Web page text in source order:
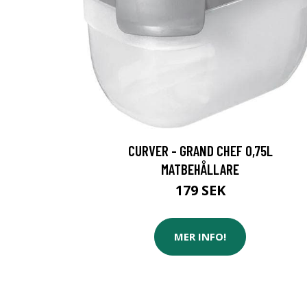
CURVER - GRAND CHEF 0,75L
MATBEHÅLLARE
179 SEK
MER INFO!